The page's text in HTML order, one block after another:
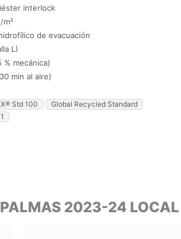
interlock
m²
de evacuación
L)
% mecánica)
min al aire)
Std 100
Global Recycled Standard
2023-24 LOCAL